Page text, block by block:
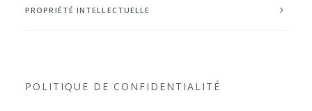
CART
PROPRIÉTÉ INTELLECTUELLE
POLITIQUE DE CONFIDENTIALITÉ